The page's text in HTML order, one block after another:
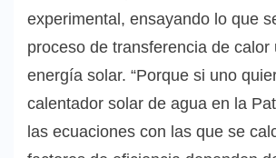
experimental, ensayando lo que
proceso de transferencia de calor
energía solar. “Porque si uno
calentador solar de agua en la
las ecuaciones con las que se